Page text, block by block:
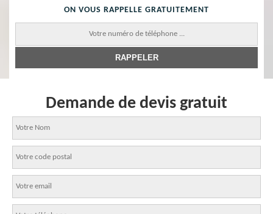
ON VOUS RAPPELLE GRATUITEMENT
Demande de devis gratuit